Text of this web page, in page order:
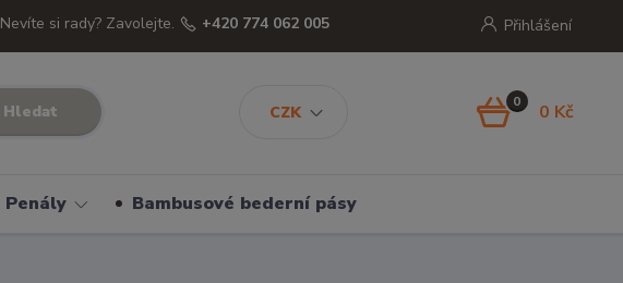
CZK
Přihlášení
Hledat
Nevíte si rady? Zavolejte. +420 774 062 005
0 0 Kč
Penály Bambusové bederní pásy